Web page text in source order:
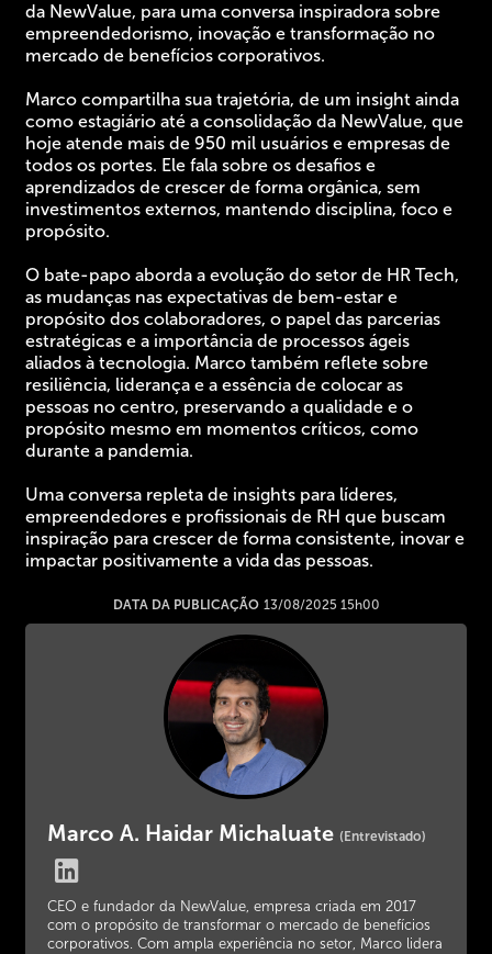
da NewValue, para uma conversa inspiradora sobre
empreendedorismo, inovação e transformação no
mercado de benefícios corporativos.
Marco compartilha sua trajetória, de um insight ainda
como estagiário até a consolidação da NewValue, que
hoje atende mais de 950 mil usuários e empresas de
todos os portes. Ele fala sobre os desafios e
aprendizados de crescer de forma orgânica, sem
investimentos externos, mantendo disciplina, foco e
propósito.
O bate-papo aborda a evolução do setor de HR Tech,
as mudanças nas expectativas de bem-estar e
propósito dos colaboradores, o papel das parcerias
estratégicas e a importância de processos ágeis
aliados à tecnologia. Marco também reflete sobre
resiliência, liderança e a essência de colocar as
pessoas no centro, preservando a qualidade e o
propósito mesmo em momentos críticos, como
durante a pandemia.
Uma conversa repleta de insights para líderes,
empreendedores e profissionais de RH que buscam
inspiração para crescer de forma consistente, inovar e
impactar positivamente a vida das pessoas.
DATA DA PUBLICAÇÃO 13/08/2025 15h00
Marco A. Haidar Michaluate (Entrevistado)
CEO e fundador da NewValue, empresa criada em 2017
com o propósito de transformar o mercado de benefícios
corporativos. Com ampla experiência no setor, Marco lidera